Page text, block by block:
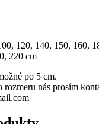
120, 140, 150, 160,
220 cm
po 5 cm.
nás prosím